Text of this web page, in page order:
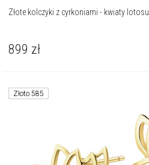
Złote kolczyki z cyrkoniami - kwiaty lotosu
899 zł
Złoto 585